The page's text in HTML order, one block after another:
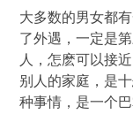
大多数的男女都
了外遇，一定是
人，怎麽可以接
别人的家庭，是
种事情，是一个